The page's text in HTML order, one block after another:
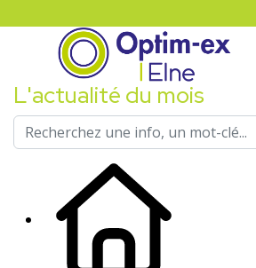
L'actualité du mois